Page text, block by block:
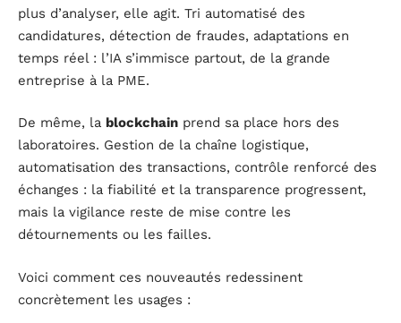
plus d’analyser, elle agit. Tri automatisé des
candidatures, détection de fraudes, adaptations en
temps réel : l’IA s’immisce partout, de la grande
entreprise à la PME.
De même, la blockchain prend sa place hors des
laboratoires. Gestion de la chaîne logistique,
automatisation des transactions, contrôle renforcé des
échanges : la fiabilité et la transparence progressent,
mais la vigilance reste de mise contre les
détournements ou les failles.
Voici comment ces nouveautés redessinent
concrètement les usages :